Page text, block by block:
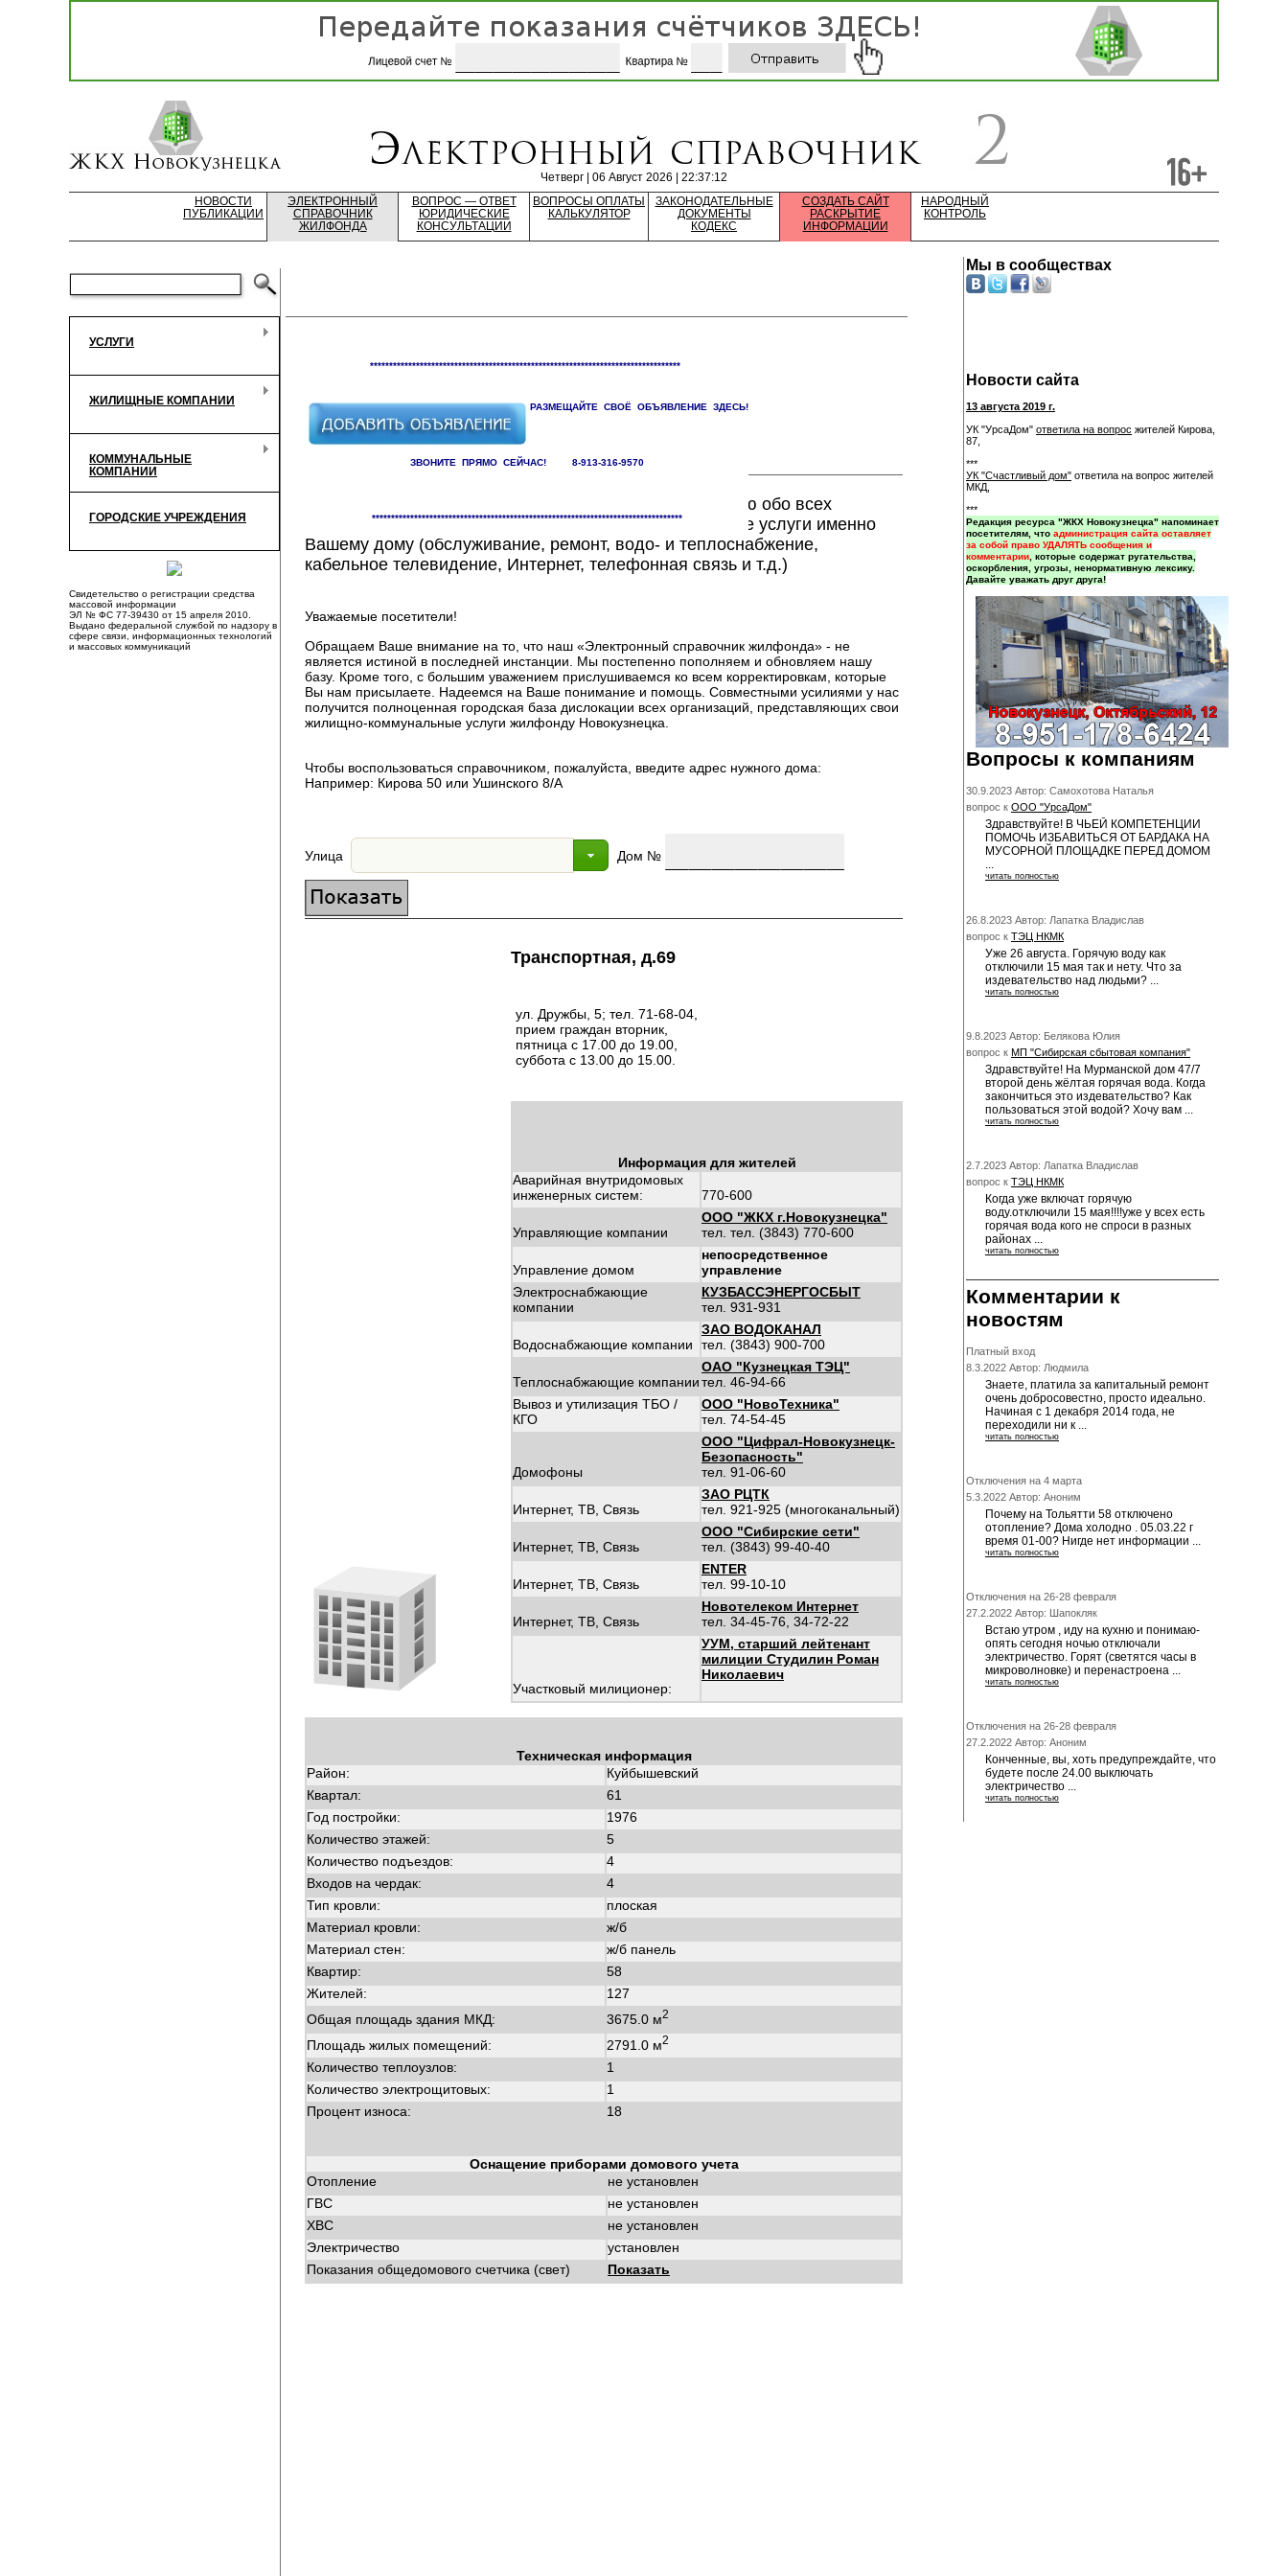
Четверг | 06 Август 2026 | 22:37:12
НОВОСТИ
ПУБЛИКАЦИИ
ЭЛЕКТРОННЫЙ
СПРАВОЧНИК
ЖИЛФОНДА
ВОПРОС — ОТВЕТ
ЮРИДИЧЕСКИЕ
КОНСУЛЬТАЦИИ
ВОПРОСЫ ОПЛАТЫ
КАЛЬКУЛЯТОР
ЗАКОНОДАТЕЛЬНЫЕ
ДОКУМЕНТЫ
КОДЕКС
СОЗДАТЬ САЙТ
РАСКРЫТИЕ
ИНФОРМАЦИИ
НАРОДНЫЙ
КОНТРОЛЬ
УСЛУГИ
ЖИЛИЩНЫЕ КОМПАНИИ
КОММУНАЛЬНЫЕ
КОМПАНИИ
ГОРОДСКИЕ УЧРЕЖДЕНИЯ
Свидетельство о регистрации средства
массовой информации
ЭЛ № ФС 77-39430 от 15 апреля 2010.
Выдано федеральной службой по надзору в
сфере связи, информационных технологий
и массовых коммуникаций
*********************************************************************************
РАЗМЕЩАЙТЕ СВОЁ ОБЪЯВЛЕНИЕ ЗДЕСЬ!
ЗВОНИТЕ ПРЯМО СЕЙЧАС! 8-913-316-9570
*********************************************************************************
Здесь Вы сможете найти исчерпывающую информацию обо всех
компаниях, предоставляющих жилищно-коммунальные услуги именно
Вашему дому (обслуживание, ремонт, водо- и теплоснабжение,
кабельное телевидение, Интернет, телефонная связь и т.д.)
Уважаемые посетители!
Обращаем Ваше внимание на то, что наш «Электронный справочник жилфонда» - не
является истиной в последней инстанции. Мы постепенно пополняем и обновляем нашу
базу. Кроме того, с большим уважением прислушиваемся ко всем корректировкам, которые
Вы нам присылаете. Надеемся на Ваше понимание и помощь. Совместными усилиями у нас
получится полноценная городская база дислокации всех организаций, представляющих свои
жилищно-коммунальные услуги жилфонду Новокузнецка.
Чтобы воспользоваться справочником, пожалуйста, введите адрес нужного дома:
Например: Кирова 50 или Ушинского 8/А
Улица Дом №
Транспортная, д.69
ул. Дружбы, 5; тел. 71-68-04,
прием граждан вторник,
пятница с 17.00 до 19.00,
суббота с 13.00 до 15.00.
Информация для жителей
Аварийная внутридомовых
инженерных систем:
770-600
Управляющие компании
ООО "ЖКХ г.Новокузнецка"
тел. тел. (3843) 770-600
Управление домом
непосредственное
управление
Электроснабжающие
компании
КУЗБАССЭНЕРГОСБЫТ
тел. 931-931
Водоснабжающие компании
ЗАО ВОДОКАНАЛ
тел. (3843) 900-700
Теплоснабжающие компании
ОАО "Кузнецкая ТЭЦ"
тел. 46-94-66
Вывоз и утилизация ТБО /
КГО
ООО "НовоТехника"
тел. 74-54-45
Домофоны
ООО "Цифрал-Новокузнецк-
Безопасность"
тел. 91-06-60
Интернет, ТВ, Связь
ЗАО РЦТК
тел. 921-925 (многоканальный)
Интернет, ТВ, Связь
ООО "Сибирские сети"
тел. (3843) 99-40-40
Интернет, ТВ, Связь
ENTER
тел. 99-10-10
Интернет, ТВ, Связь
Новотелеком Интернет
тел. 34-45-76, 34-72-22
Участковый милиционер:
УУМ, старший лейтенант
милиции Студилин Роман
Николаевич
Техническая информация
Район:
Куйбышевский
Квартал:
61
Год постройки:
1976
Количество этажей:
5
Количество подъездов:
4
Входов на чердак:
4
Тип кровли:
плоская
Материал кровли:
ж/б
Материал стен:
ж/б панель
Квартир:
58
Жителей:
127
Общая площадь здания МКД:
3675.0 м2
Площадь жилых помещений: 2791.0 м2
Количество теплоузлов:
1
Количество электрощитовых:
1
Процент износа:
18
Оснащение приборами домового учета
Отопление
не установлен
ГВС
не установлен
ХВС
не установлен
Электричество
установлен
Показания общедомового счетчика (свет)
Показать
Мы в сообществах
Новости сайта
13 августа 2019 г.
УК "УрсаДом" ответила на вопрос жителей Кирова,
87,
***
УК "Счастливый дом" ответила на вопрос жителей
МКД,
***
Редакция ресурса "ЖКХ Новокузнецка" напоминает
посетителям, что администрация сайта оставляет
за собой право УДАЛЯТЬ сообщения и
комментарии , которые содержат ругательства,
оскорбления, угрозы, ненормативную лексику.
Давайте уважать друг друга!
Вопросы к компаниям
30.9.2023 Автор: Самохотова Наталья
вопрос к ООО "УрсаДом"
Здравствуйте! В ЧЬЕЙ КОМПЕТЕНЦИИ
ПОМОЧЬ ИЗБАВИТЬСЯ ОТ БАРДАКА НА
МУСОРНОЙ ПЛОЩАДКЕ ПЕРЕД ДОМОМ
...
читать полностью
26.8.2023 Автор: Лапатка Владислав
вопрос к ТЭЦ НКМК
Уже 26 августа. Горячую воду как
отключили 15 мая так и нету. Что за
издевательство над людьми? ...
читать полностью
9.8.2023 Автор: Белякова Юлия
вопрос к МП "Сибирская сбытовая компания"
Здравствуйте! На Мурманской дом 47/7
второй день жёлтая горячая вода. Когда
закончиться это издевательство? Как
пользоваться этой водой? Хочу вам ...
читать полностью
2.7.2023 Автор: Лапатка Владислав
вопрос к ТЭЦ НКМК
Когда уже включат горячую
воду.отключили 15 мая!!!!уже у всех есть
горячая вода кого не спроси в разных
районах ...
читать полностью
Комментарии к
новостям
Платный вход
8.3.2022 Автор: Людмила
Знаете, платила за капитальный ремонт
очень добросовестно, просто идеально.
Начиная с 1 декабря 2014 года, не
переходили ни к ...
читать полностью
Отключения на 4 марта
5.3.2022 Автор: Аноним
Почему на Тольятти 58 отключено
отопление? Дома холодно . 05.03.22 г
время 01-00? Нигде нет информации ...
читать полностью
Отключения на 26-28 февраля
27.2.2022 Автор: Шапокляк
Встаю утром , иду на кухню и понимаю-
опять сегодня ночью отключали
электричество. Горят (светятся часы в
микроволновке) и перенастроена ...
читать полностью
Отключения на 26-28 февраля
27.2.2022 Автор: Аноним
Конченные, вы, хоть предупреждайте, что
будете после 24.00 выключать
электричество ...
читать полностью